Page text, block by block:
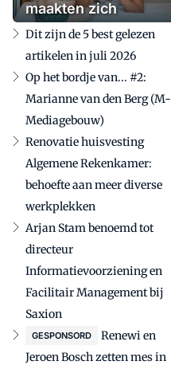
maakten zich
zorgen'
Dit zijn de 5 best gelezen
artikelen in juli 2026
Op het bordje van... #2:
Marianne van den Berg (M-
Mediagebouw)
Renovatie huisvesting
Algemene Rekenkamer:
behoefte aan meer diverse
werkplekken
Arjan Stam benoemd tot
directeur
Informatievoorziening en
Facilitair Management bij
Saxion
GESPONSORD
Renewi en
Jeroen Bosch zetten mes in